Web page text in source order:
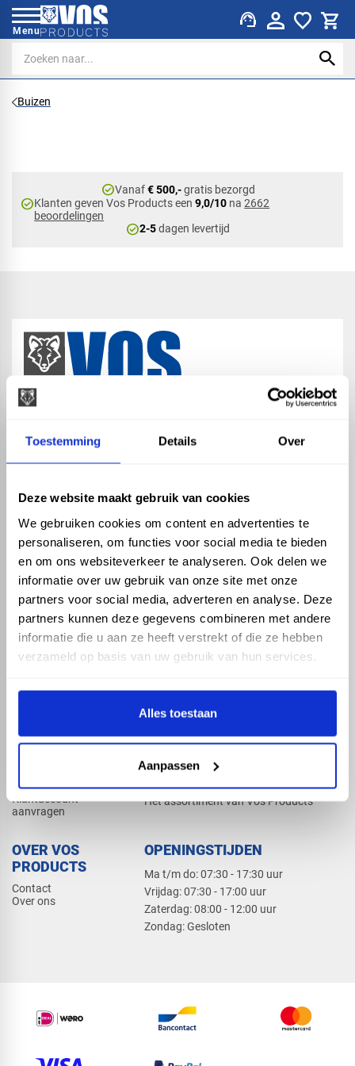
Toestemming Details Over
Deze website maakt gebruik van cookies
We gebruiken cookies om content en advertenties te
personaliseren, om functies voor social media te bieden
en om ons websiteverkeer te analyseren. Ook delen we
informatie over uw gebruik van onze site met onze
partners voor social media, adverteren en analyse. Deze
partners kunnen deze gegevens combineren met andere
informatie die u aan ze heeft verstrekt of die ze hebben
verzameld op basis van uw gebruik van hun services.
Alles toestaan
Aanpassen
Menu support_agent
Buizen
check_circleVanaf€ 500,-gratis bezorgd
check_circleKlanten geven Vos Products een9,0/10 na2662
beoordelingen
check_circle2-5dagen levertijd
ASSORTIMENT
Hemelwaterafvoer
Drukleiding
Beregening
Dak en gevel
KENNIS EN HULP
Klantenservice
Kennisbank
Klantaccount
aanvragen
PRODUCTCATALOGUS 2026
Het assortiment van Vos Products
OVER VOS
PRODUCTS
Contact
Over ons
OPENINGSTIJDEN
Ma t/m do: 07:30 - 17:30 uur
​Vrijdag: 07:30 - 17:00 uur
​Zaterdag: 08:00 - 12:00 uur
​Zondag: Gesloten
phone_enabled +31 416 75 02 55
mail info@vosproducts.nl
check_circleDé bouwmarkt van Altena
check_circle Direct uit grote voorraad geleverd met eigen transport
check_circleLevering in NL en BE